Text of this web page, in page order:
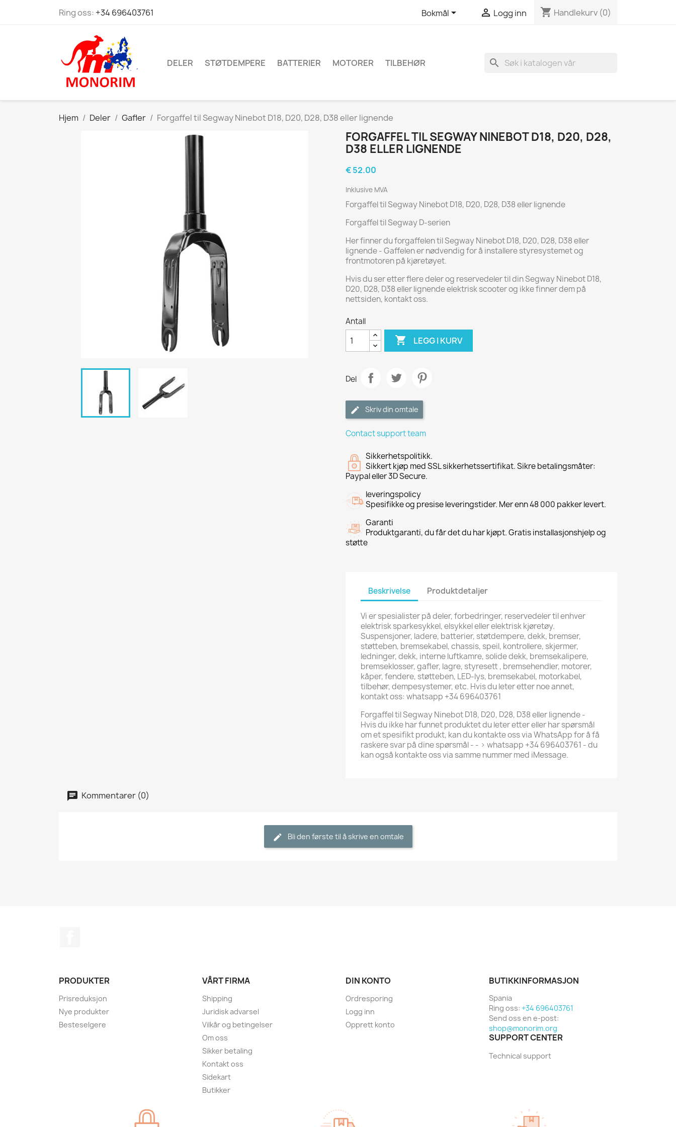
Ring oss: +34 696403761 Bokmål  Logg inn shopping_cart Handlekurv (0)
DELER STØTDEMPERE BATTERIER MOTORER TILBEHØR search
Hjem Deler Gafler Forgaffel til Segway Ninebot D18, D20, D28, D38 eller lignende
FORGAFFEL TIL SEGWAY NINEBOT D18, D20, D28,
D38 ELLER LIGNENDE
€ 52.00
Inklusive MVA
Forgaffel til Segway Ninebot D18, D20, D28, D38 eller lignende
Forgaffel til Segway D-serien
Her finner du forgaffelen til Segway Ninebot D18, D20, D28, D38 eller
lignende - Gaffelen er nødvendig for å installere styresystemet og
frontmotoren på kjøretøyet.
Hvis du ser etter flere deler og reservedeler til din Segway Ninebot D18,
D20, D28, D38 eller lignende elektrisk scooter og ikke finner dem på
nettsiden, kontakt oss.
Antall
 LEGG I KURV
Del
Skriv din omtale
Contact support team
Sikkerhetspolitikk.
Sikkert kjøp med SSL sikkerhetssertifikat. Sikre betalingsmåter:
Paypal eller 3D Secure.
leveringspolicy
Spesifikke og presise leveringstider. Mer enn 48 000 pakker levert.
Garanti
Produktgaranti, du får det du har kjøpt. Gratis installasjonshjelp og
støtte
Beskrivelse Produktdetaljer
Vi er spesialister på deler, forbedringer, reservedeler til enhver
elektrisk sparkesykkel, elsykkel eller elektrisk kjøretøy.
Suspensjoner, ladere, batterier, støtdempere, dekk, bremser,
støtteben, bremsekabel, chassis, speil, kontrollere, skjermer,
ledninger, dekk, interne luftkamre, solide dekk, bremsekalipere,
bremseklosser, gafler, lagre, styresett , bremsehendler, motorer,
kåper, fendere, støtteben, LED-lys, bremsekabel, motorkabel,
tilbehør, dempesystemer, etc. Hvis du leter etter noe annet,
kontakt oss: whatsapp +34 696403761
Forgaffel til Segway Ninebot D18, D20, D28, D38 eller lignende -
Hvis du ikke har funnet produktet du leter etter eller har spørsmål
om et spesifikt produkt, kan du kontakte oss via WhatsApp for å få
raskere svar på dine spørsmål - - > whatsapp +34 696403761 - du
kan også kontakte oss via samme nummer med iMessage.
Kommentarer (0)
Bli den første til å skrive en omtale
PRODUKTER
Prisreduksjon
Nye produkter
Besteselgere
VÅRT FIRMA
Shipping
Juridisk advarsel
Vilkår og betingelser
Om oss
Sikker betaling
Kontakt oss
Sidekart
Butikker
DIN KONTO
Ordresporing
Logg inn
Opprett konto
BUTIKKINFORMASJON
Spania
Ring oss: +34 696403761
Send oss en e-post:
shop@monorim.org
SUPPORT CENTER
Technical support